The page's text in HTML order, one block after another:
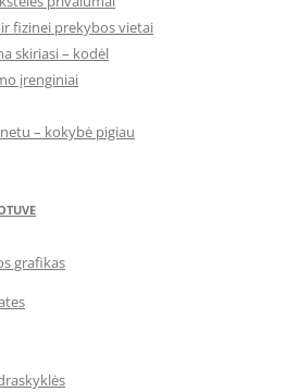
fizinei prekybos vietai
skiriasi – kodėl
įrenginiai
– kokybė pigiau
grafikas